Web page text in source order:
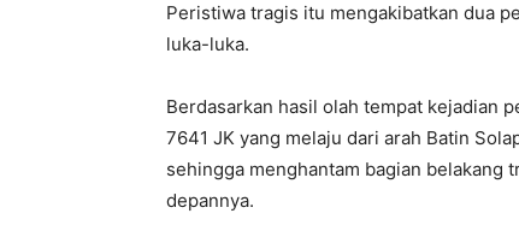
Peristiwa tragis itu mengakibatkan dua
luka-luka.
Berdasarkan hasil olah tempat kejadian
7641 JK yang melaju dari arah Batin
sehingga menghantam bagian belakang
depannya.